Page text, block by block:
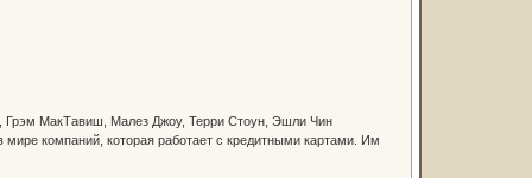
МакТавиш, Малез Джоу, Терри Стоун, Эшли Чин
компаний, которая работает с кредитными картами. Им